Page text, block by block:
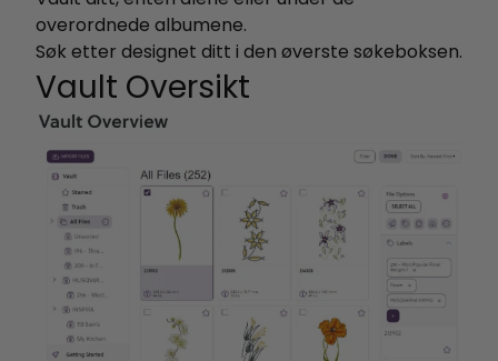
overordnede albumene.
Søk etter designet ditt i den øverste søkeboksen.
Vault Oversikt